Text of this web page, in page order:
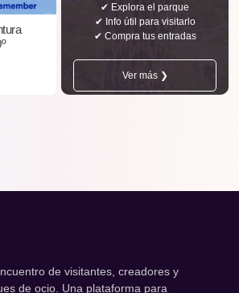
✔ Explora el parque
✔ Info útil para visitarlo
✔ Compra tus entradas
Ver más ❯
de visitantes, creadores y
de ocio. Una plataforma para